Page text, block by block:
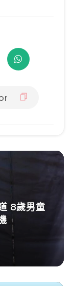
8歲男童